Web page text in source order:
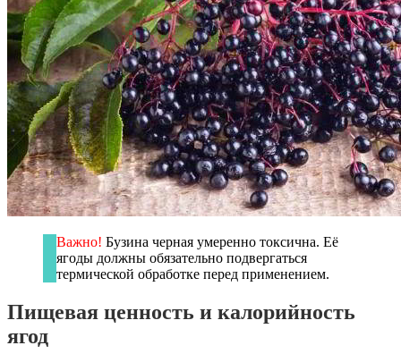
Важно! Бузина черная умеренно токсична. Её
ягоды должны обязательно подвергаться
термической обработке перед применением.
Пищевая ценность и калорийность
ягод